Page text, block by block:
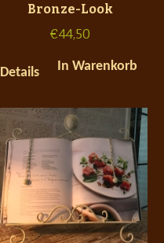
Bronze-Look
€44,50
Details In Warenkorb